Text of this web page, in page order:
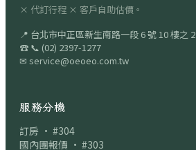
× 代訂行程 × 客戶自助估價。
📍 台北市中正區新生南路一段 6 號 10 樓之 2
☎ 📞 (02) 2397-1277
✉ service@oeoeo.com.tw
服務分機
訂房 · #304
國內團報價 · #303